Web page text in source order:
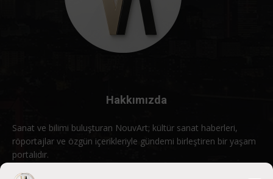
Hakkımızda
Sanat ve bilimi buluşturan NouvArt; kültür sanat haberleri,
röportajlar ve özgün içerikleriyle gündemi birleştiren bir yaşam
portalıdır.